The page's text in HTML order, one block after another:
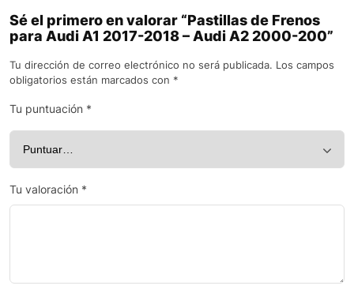
Sé el primero en valorar “Pastillas de Frenos
para Audi A1 2017-2018 – Audi A2 2000-200”
Tu dirección de correo electrónico no será publicada. Los campos
obligatorios están marcados con *
Tu puntuación *
Tu valoración *